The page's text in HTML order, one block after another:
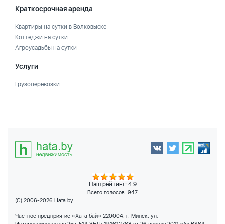
Краткосрочная аренда
Квартиры на сутки в Волковыске
Коттеджи на сутки
Агроусадьбы на сутки
Услуги
Грузоперевозки
Наш рейтинг: 4.9
Всего голосов: 947
(C) 2006-2026 Hata.by
Частное предприятие «Хата бай» 220004, г. Минск, ул.